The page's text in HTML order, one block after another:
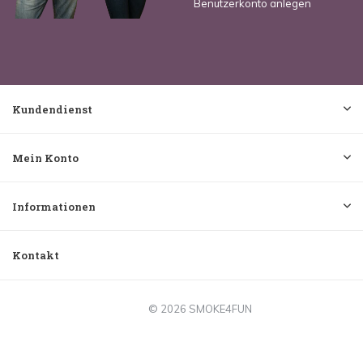
Benutzerkonto anlegen
Kundendienst
Mein Konto
Informationen
Kontakt
© 2026 SMOKE4FUN